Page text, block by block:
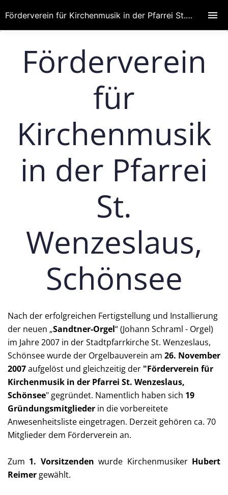
Förderverein
für
Kirchenmusik
in der Pfarrei
St.
Wenzeslaus,
Schönsee
Nach der erfolgreichen Fertigstellung und Installierung
der neuen „Sandtner-Orgel“ (Johann Schraml - Orgel)
im Jahre 2007 in der Stadtpfarrkirche St. Wenzeslaus,
Schönsee wurde der Orgelbauverein am 26. November
2007aufgelöst und gleichzeitig der "Förderverein für
Kirchenmusik in der Pfarrei St. Wenzeslaus,
Schönsee" gegründet. Namentlich haben sich 19
Gründungsmitglieder in die vorbereitete
Anwesenheitsliste eingetragen. Derzeit gehören ca. 70
Mitglieder dem Förderverein an.
Zum 1. Vorsitzenden wurde Kirchenmusiker Hubert
Reimer gewählt.
Förderverein für Kirchenmusik in der Pfarrei St. Wenzeslaus